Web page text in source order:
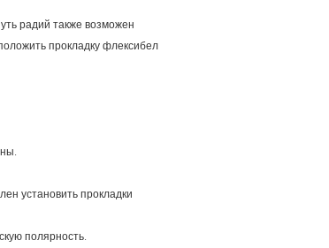
радий также возможен
прокладку флексибел
установить прокладки
полярность.